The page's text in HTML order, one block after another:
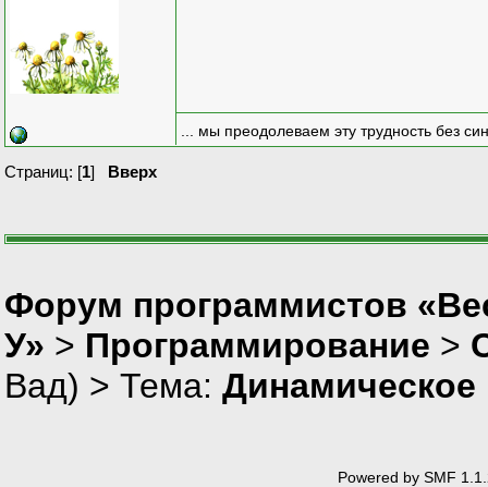
... мы преодолеваем эту трудность без
Страниц: [1] Вверх
Форум программистов
У» > Программирование >
Вад) > Тема:
Powered by SMF